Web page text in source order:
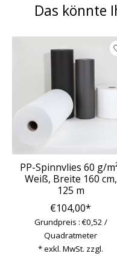
Das könnte
Produkt-Karussell-
PP-Spinnvlies 60 g/
Weiß, Breite 160 cm,
125 m
€104,00*
Grundpreis : €0,52 /
Quadratmeter
* exkl. MwSt. zzgl.